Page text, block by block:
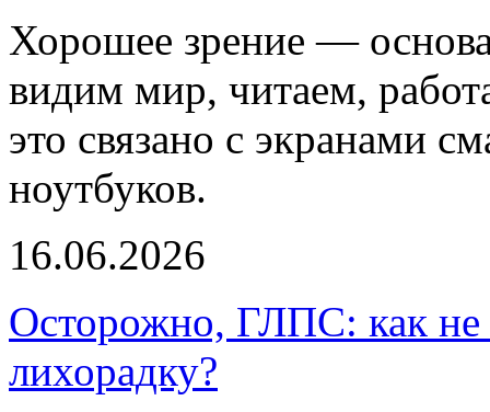
Хорошее зрение —
видим мир, читаем,
это связано с экранами
ноутбуков.
16.06.2026
Осторожно, ГЛПС: как
лихорадку?